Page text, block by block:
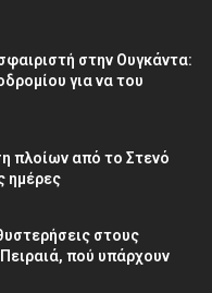
στην Ουγκάντα:
για να του
πλοίων από το Στενό
ημέρες
στους
πού υπάρχουν